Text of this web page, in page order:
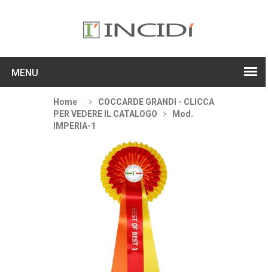
MENU
Home
COCCARDE GRANDI - CLICCA
PER VEDERE IL CATALOGO
Mod.
IMPERIA-1